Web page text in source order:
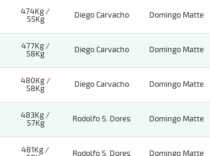
474Kg /
55Kg
Diego Carvacho Domingo Matte
477Kg /
58Kg
Diego Carvacho Domingo Matte
480Kg /
58Kg
Diego Carvacho Domingo Matte
483Kg /
57Kg
Rodolfo S. Dores Domingo Matte
481Kg /
Rodolfo S. Dores Domingo Matte